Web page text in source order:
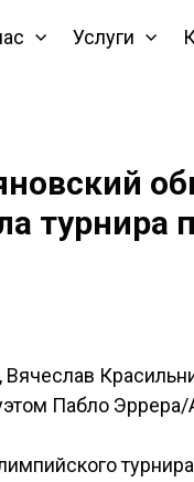
Услуги
турнира
Пабло Эррера/